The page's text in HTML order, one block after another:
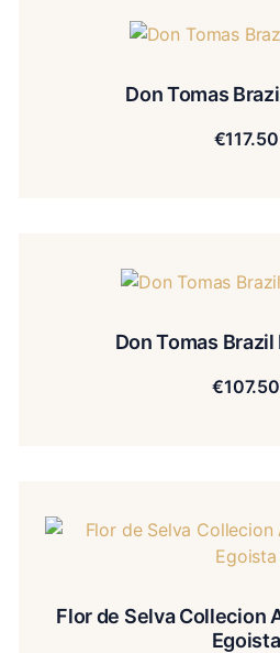
Don Tomas
€117.50
Don Tomas
€107.50
Flor de Selva Collecion
Egoista